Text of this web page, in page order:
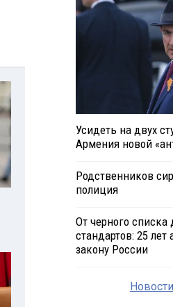
Усидеть на двух
Армения новой
Родственников
полиция
От черного
стандартов: 25
закону России